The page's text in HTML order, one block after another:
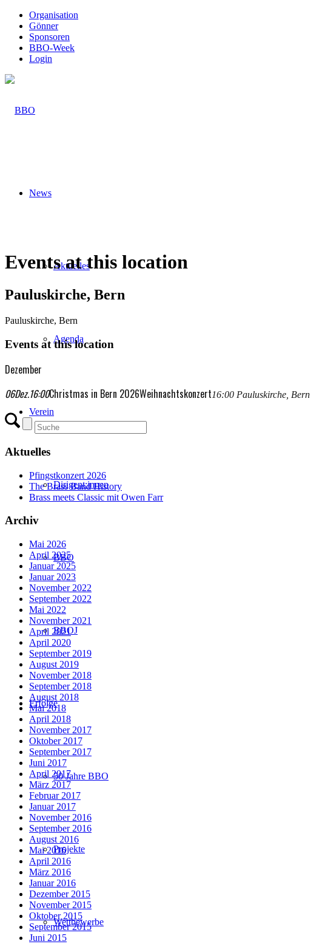
Organisation
Gönner
Sponsoren
BBO-Week
Login
News
Aktuelles
Agenda
Verein
Dirigent:innen
BBO
BBOJ
Erfolge
50 Jahre BBO
Projekte
Wettbewerbe
Events at this location
Pauluskirche, Bern
Pauluskirche, Bern
Events at this location
Dezember
06Dez.16:00Christmas in Bern 2026Weihnachtskonzert16:00 Pauluskirche, Bern
Aktuelles
Pfingstkonzert 2026
The Brass Band History
Brass meets Classic mit Owen Farr
Archiv
Mai 2026
April 2025
Januar 2025
Januar 2023
November 2022
September 2022
Mai 2022
November 2021
April 2021
April 2020
September 2019
August 2019
November 2018
September 2018
August 2018
Mai 2018
April 2018
November 2017
Oktober 2017
September 2017
Juni 2017
April 2017
März 2017
Februar 2017
Januar 2017
November 2016
September 2016
August 2016
Mai 2016
April 2016
März 2016
Januar 2016
Dezember 2015
November 2015
Oktober 2015
September 2015
Juni 2015